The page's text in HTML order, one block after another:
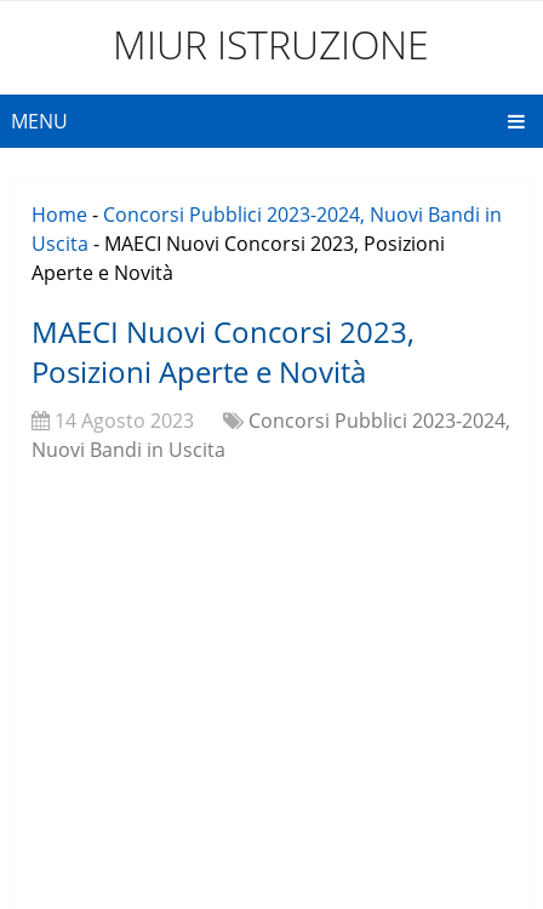
MIUR ISTRUZIONE
MENU
Home- Concorsi Pubblici 2023-2024, Nuovi Bandi in
Uscita - MAECI Nuovi Concorsi 2023, Posizioni
Aperte e Novità
MAECI Nuovi Concorsi 2023,
Posizioni Aperte e Novità
14 Agosto 2023
Concorsi Pubblici 2023-2024,
Nuovi Bandi in Uscita